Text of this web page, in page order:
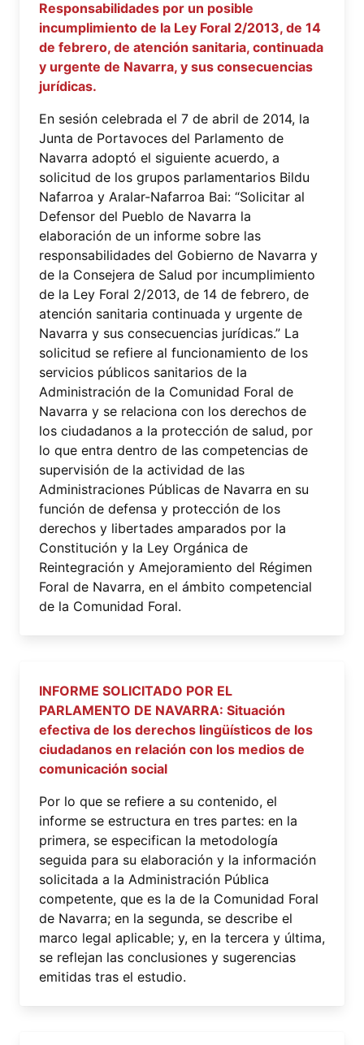
Responsabilidades por un posible
incumplimiento de la Ley Foral 2/2013, de 14
de febrero, de atención sanitaria, continuada
y urgente de Navarra, y sus consecuencias
jurídicas.
En sesión celebrada el 7 de abril de 2014, la
Junta de Portavoces del Parlamento de
Navarra adoptó el siguiente acuerdo, a
solicitud de los grupos parlamentarios Bildu
Nafarroa y Aralar-Nafarroa Bai: “Solicitar al
Defensor del Pueblo de Navarra la
elaboración de un informe sobre las
responsabilidades del Gobierno de Navarra y
de la Consejera de Salud por incumplimiento
de la Ley Foral 2/2013, de 14 de febrero, de
atención sanitaria continuada y urgente de
Navarra y sus consecuencias jurídicas.” La
solicitud se refiere al funcionamiento de los
servicios públicos sanitarios de la
Administración de la Comunidad Foral de
Navarra y se relaciona con los derechos de
los ciudadanos a la protección de salud, por
lo que entra dentro de las competencias de
supervisión de la actividad de las
Administraciones Públicas de Navarra en su
función de defensa y protección de los
derechos y libertades amparados por la
Constitución y la Ley Orgánica de
Reintegración y Amejoramiento del Régimen
Foral de Navarra, en el ámbito competencial
de la Comunidad Foral.
INFORME SOLICITADO POR EL
PARLAMENTO DE NAVARRA: Situación
efectiva de los derechos lingüísticos de los
ciudadanos en relación con los medios de
comunicación social
Por lo que se refiere a su contenido, el
informe se estructura en tres partes: en la
primera, se especifican la metodología
seguida para su elaboración y la información
solicitada a la Administración Pública
competente, que es la de la Comunidad Foral
de Navarra; en la segunda, se describe el
marco legal aplicable; y, en la tercera y última,
se reflejan las conclusiones y sugerencias
emitidas tras el estudio.